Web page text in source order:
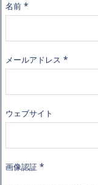
名前 *
メールアドレス *
ウェブサイト
画像認証 *